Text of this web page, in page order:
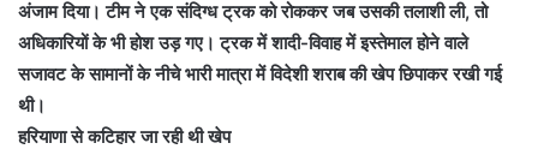
अंजाम दिया। टीम ने एक संदिग्ध ट्रक को रोककर जब उसकी तलाशी ली, तो
अधिकारियों के भी होश उड़ गए। ट्रक में शादी-विवाह में इस्तेमाल होने वाले
सजावट के सामानों के नीचे भारी मात्रा में विदेशी शराब की खेप छिपाकर रखी गई
थी।
हरियाणा से कटिहार जा रही थी खेप